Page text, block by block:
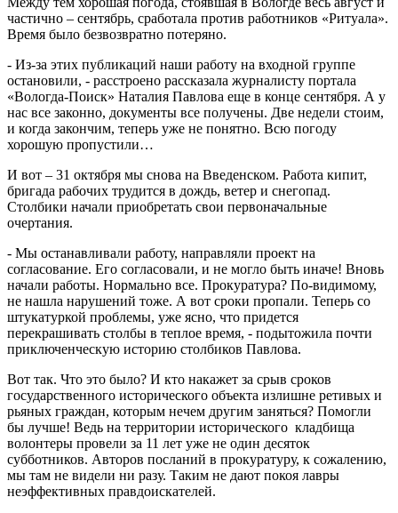
частично – сентябрь, сработала против работников «Ритуала».
Время было безвозвратно потеряно.
- Из-за этих публикаций наши работу на входной группе
остановили, - расстроено рассказала журналисту портала
«Вологда-Поиск» Наталия Павлова еще в конце сентября. А у
нас все законно, документы все получены. Две недели стоим,
и когда закончим, теперь уже не понятно. Всю погоду
хорошую пропустили…
И вот – 31 октября мы снова на Введенском. Работа кипит,
бригада рабочих трудится в дождь, ветер и снегопад.
Столбики начали приобретать свои первоначальные
очертания.
- Мы останавливали работу, направляли проект на
согласование. Его согласовали, и не могло быть иначе! Вновь
начали работы. Нормально все. Прокуратура? По-видимому,
не нашла нарушений тоже. А вот сроки пропали. Теперь со
штукатуркой проблемы, уже ясно, что придется
перекрашивать столбы в теплое время, - подытожила почти
приключенческую историю столбиков Павлова.
Вот так. Что это было? И кто накажет за срыв сроков
государственного исторического объекта излишне ретивых и
рьяных граждан, которым нечем другим заняться? Помогли
бы лучше! Ведь на территории исторического кладбища
волонтеры провели за 11 лет уже не один десяток
субботников. Авторов посланий в прокуратуру, к сожалению,
мы там не видели ни разу. Таким не дают покоя лавры
неэффективных правдоискателей.